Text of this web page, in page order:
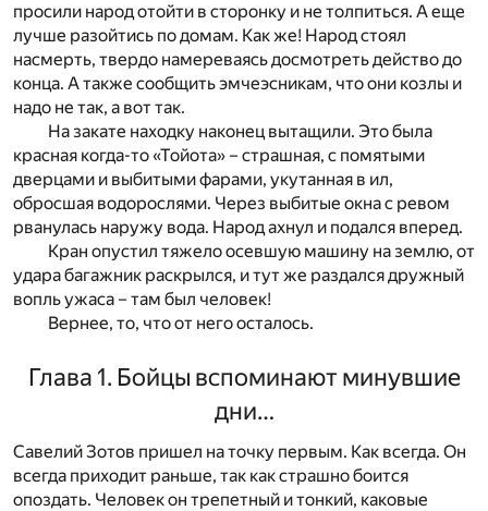
просили народ отойти в сторонку и не толпиться. А еще
лучше разойтись по домам. Как же! Народ стоял
насмерть, твердо намереваясь досмотреть действо до
конца. А также сообщить эмчеэсникам, что они козлы и
надо не так, а вот так.
На закате находку наконец вытащили. Это была
красная когда-то «Тойота» – страшная, с помятыми
дверцами и выбитыми фарами, укутанная в ил,
обросшая водорослями. Через выбитые окна с ревом
рванулась наружу вода. Народ ахнул и подался вперед.
Кран опустил тяжело осевшую машину на землю, от
удара багажник раскрылся, и тут же раздался дружный
вопль ужаса – там был человек!
Вернее, то, что от него осталось.
Глава 1. Бойцы вспоминают минувшие
дни…
Савелий Зотов пришел на точку первым. Как всегда. Он
всегда приходит раньше, так как страшно боится
опоздать. Человек он трепетный и тонкий, каковые